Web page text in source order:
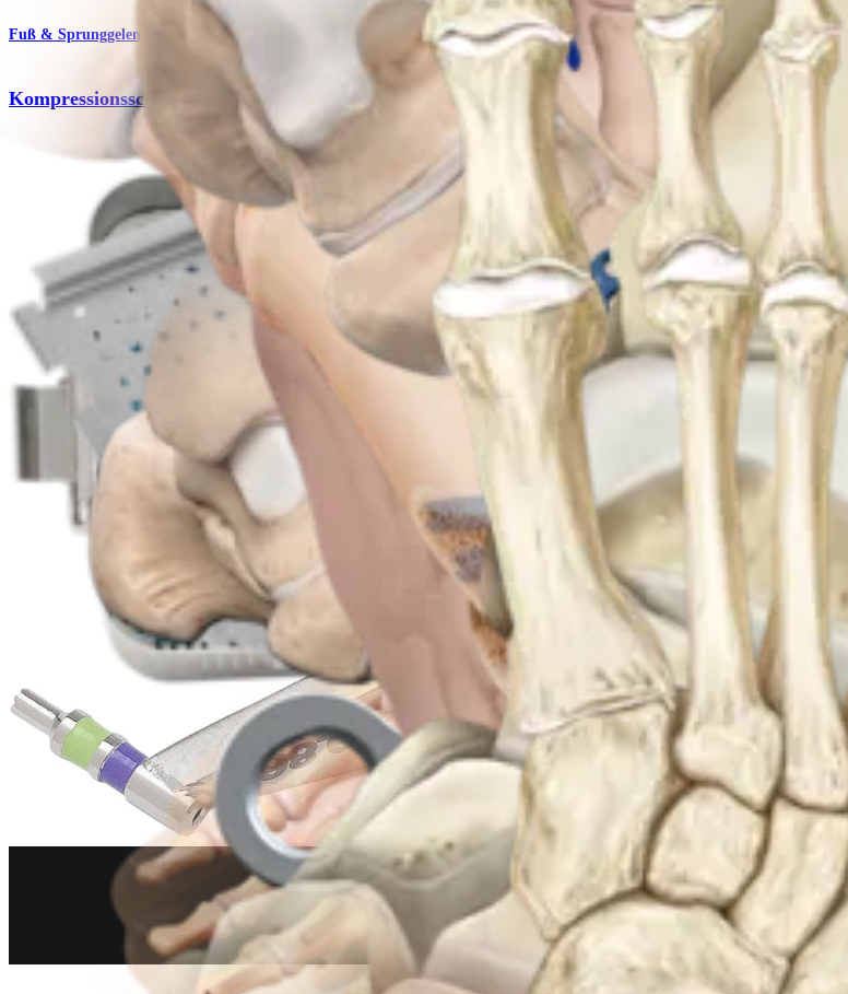
Fuß & Sprunggelenk
Kompressionsschrauben mit Vollgewinde
Hand & Handgelenk
Operationstechnik mit Compression FT-Schrauben
Operationsverfahren